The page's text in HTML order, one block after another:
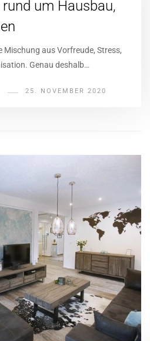
um Hausbau,
Mischung aus Vorfreude, Stress,
Genau deshalb…
25. NOVEMBER 2020